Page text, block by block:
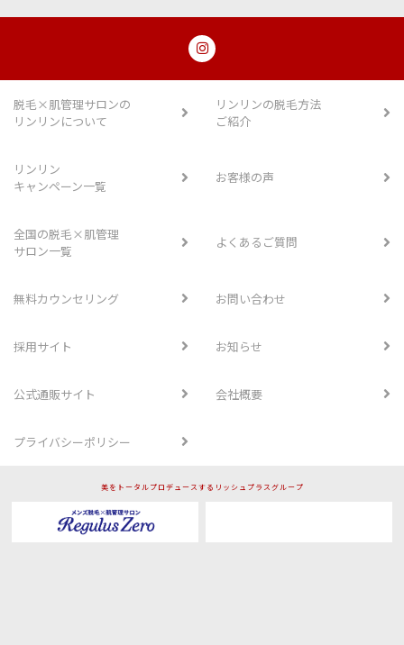
脱毛×肌管理サロンの
リンリンについて
リンリンの脱毛方法
ご紹介
リンリン
キャンペーン一覧
お客様の声
全国の脱毛×肌管理
サロン一覧
よくあるご質問
無料カウンセリング お問い合わせ
採用サイト お知らせ
公式通販サイト 会社概要
プライバシーポリシー
美をトータルプロデュースするリッシュプラスグループ